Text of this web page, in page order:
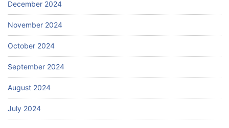
December 2024
November 2024
October 2024
September 2024
August 2024
July 2024